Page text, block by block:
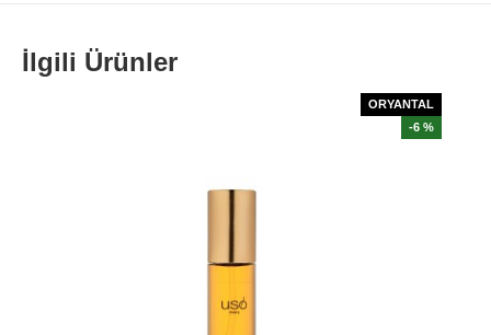
İlgili Ürünler
ORYANTAL
-6 %